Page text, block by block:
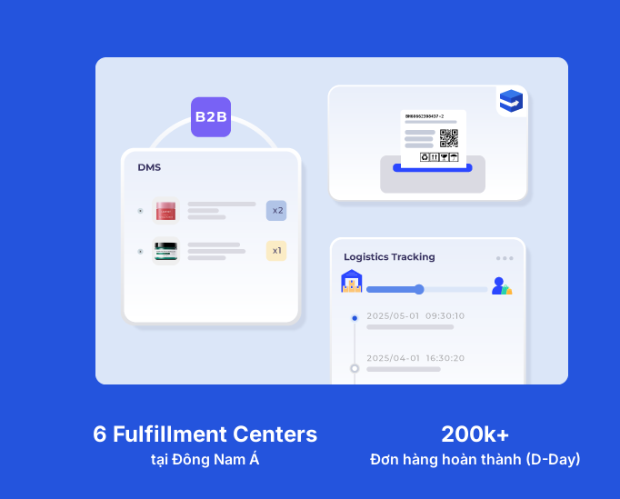
6 Fulfillment Centers
tại Đông Nam Á
200k+
Đơn hàng hoàn thành (D-Day)